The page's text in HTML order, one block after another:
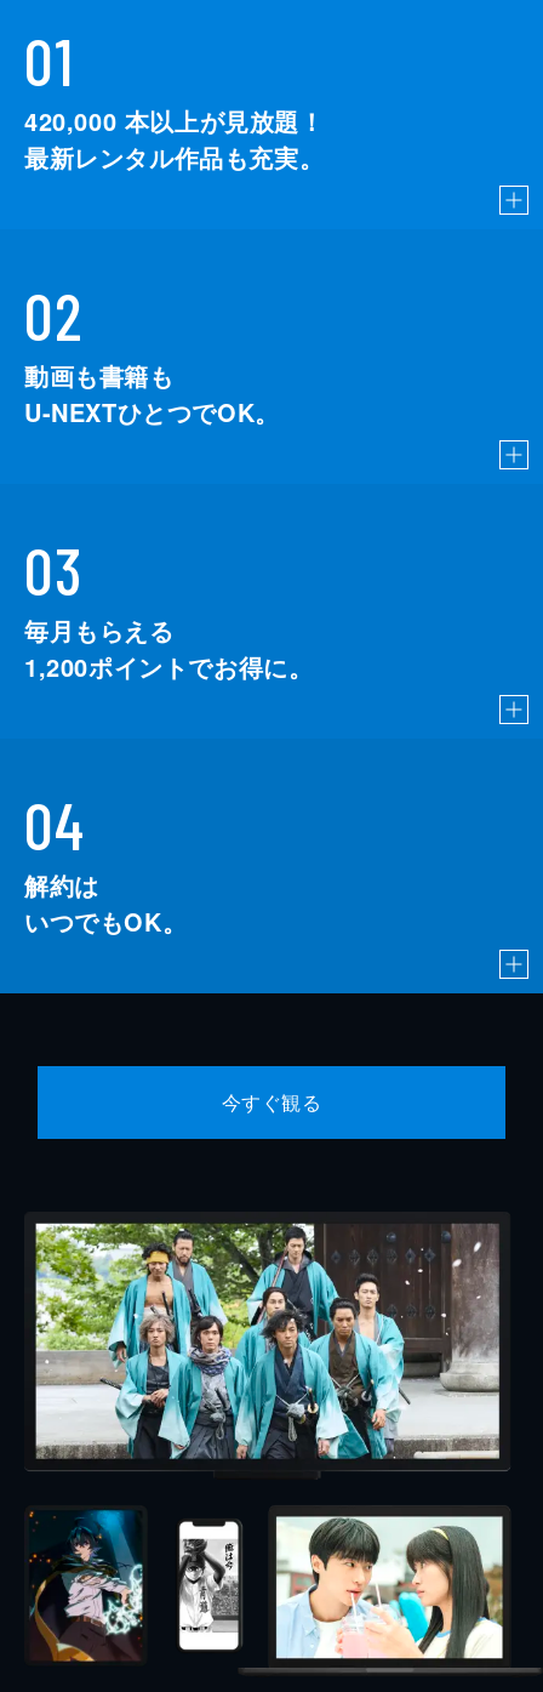
01
420,000 本以上が見放題！
最新レンタル作品も充実。
02
動画も書籍も
U-NEXTひとつでOK。
03
毎月もらえる
1,200ポイントでお得に。
04
解約は
いつでもOK。
今すぐ観る